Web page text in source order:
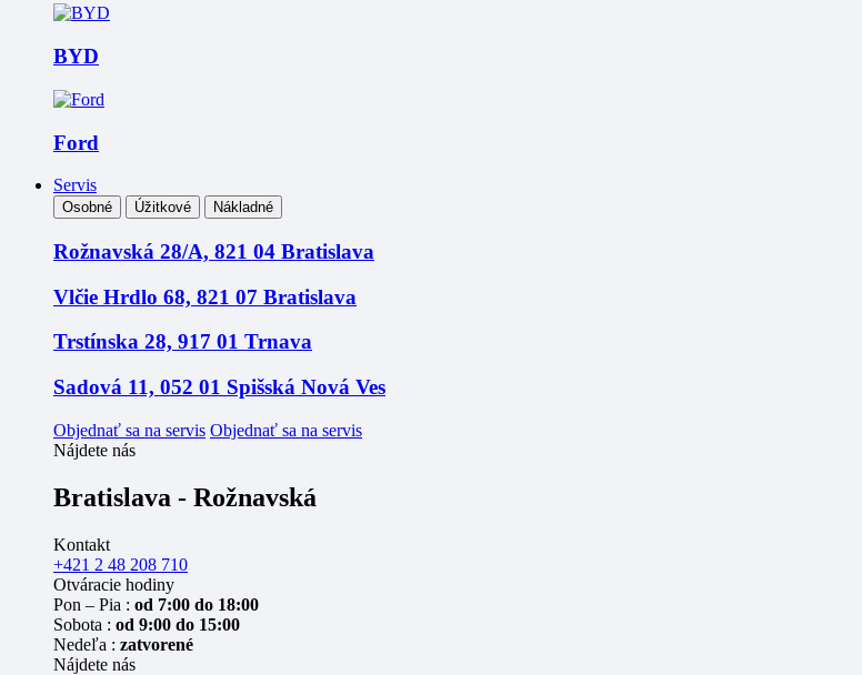
BYD
Ford
Servis
Osobné Úžitkové Nákladné
Rožnavská 28/A, 821 04 Bratislava
Vlčie Hrdlo 68, 821 07 Bratislava
Trstínska 28, 917 01 Trnava
Sadová 11, 052 01 Spišská Nová Ves
Objednať sa na servis Objednať sa na servis
Nájdete nás
Bratislava - Rožnavská
Kontakt
+421 2 48 208 710
Otváracie hodiny
Pon – Pia : od 7:00 do 18:00
Sobota : od 9:00 do 15:00
Nedeľa : zatvorené
Nájdete nás